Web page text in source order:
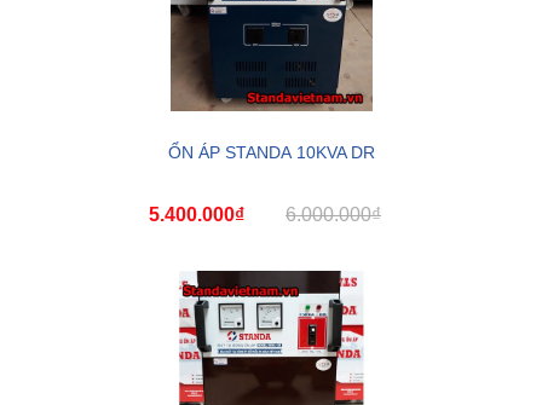
ỔN ÁP STANDA 10KVA DR
5.400.000₫ 6.000.000₫